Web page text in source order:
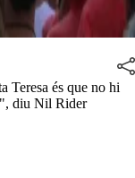
Teresa és que no hi
diu Nil Rider